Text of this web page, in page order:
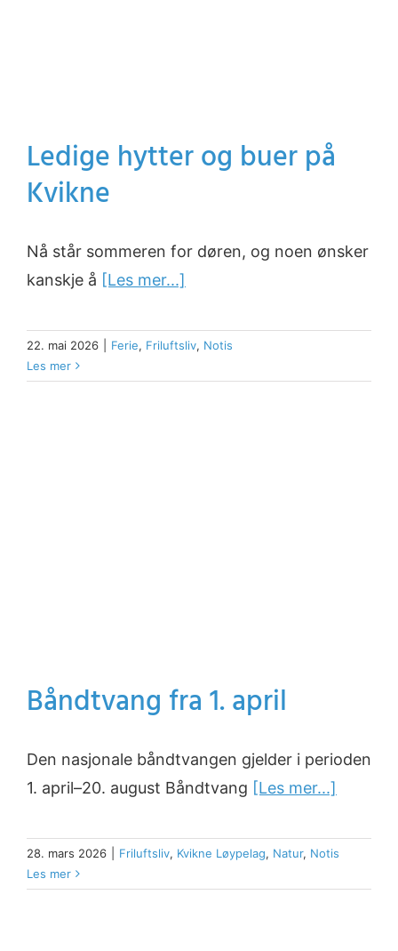
Ledige hytter og buer på
Kvikne
Nå står sommeren for døren, og noen ønsker
kanskje å [Les mer...]
22. mai 2026 Ferie, Friluftsliv, Notis
Les mer
Båndtvang fra 1. april
Den nasjonale båndtvangen gjelder i perioden
1. april–20. august Båndtvang [Les mer...]
28. mars 2026 Friluftsliv, Kvikne Løypelag, Natur, Notis
Les mer